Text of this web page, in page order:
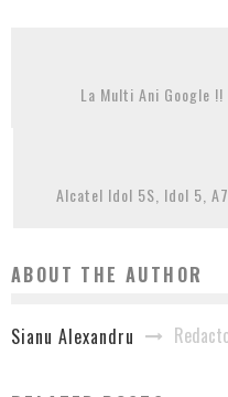
La Multi Ani Google
Alcatel Idol 5S, Idol 5,
ABOUT THE AUTHOR
Sianu Alexandru